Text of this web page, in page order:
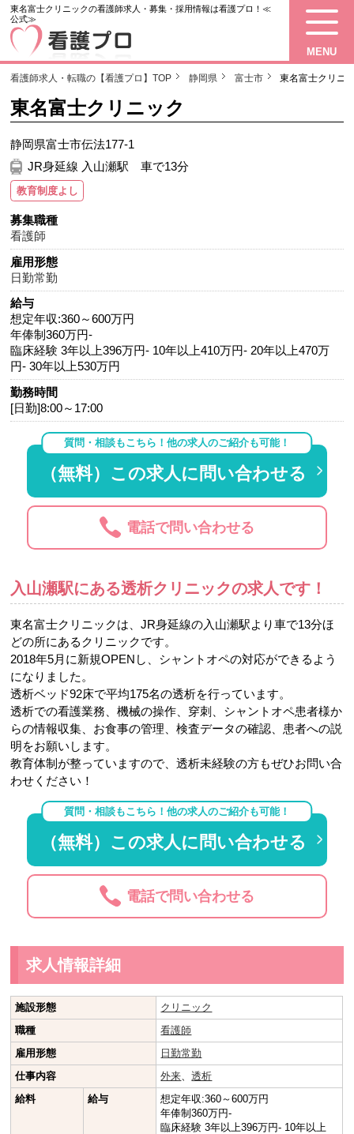
東名富士クリニックの看護師求人・募集・採用情報は看護プロ！≪
公式≫
MENU
看護師求人・転職の【看護プロ】TOP 静岡県 富士市 東名富士クリニ
東名富士クリニック
静岡県富士市伝法177-1
JR身延線 入山瀬駅 車で13分
教育制度よし
募集職種
看護師
雇用形態
日勤常勤
給与
想定年収:360～600万円
年俸制360万円-
臨床経験 3年以上396万円- 10年以上410万円- 20年以上470万
円- 30年以上530万円
勤務時間
[日勤]8:00～17:00
質問・相談もこちら！他の求人のご紹介も可能！
（無料）この求人に問い合わせる
電話で問い合わせる
入山瀬駅にある透析クリニックの求人です！
東名富士クリニックは、JR身延線の入山瀬駅より車で13分ほ
どの所にあるクリニックです。
2018年5月に新規OPENし、シャントオペの対応ができるよう
になりました。
透析ベッド92床で平均175名の透析を行っています。
透析での看護業務、機械の操作、穿刺、シャントオペ患者様か
らの情報収集、お食事の管理、検査データの確認、患者への説
明をお願いします。
教育体制が整っていますので、透析未経験の方もぜひお問い合
わせください！
質問・相談もこちら！他の求人のご紹介も可能！
（無料）この求人に問い合わせる
電話で問い合わせる
求人情報詳細
施設形態
クリニック
職種
看護師
雇用形態
日勤常勤
仕事内容
外来 、透析
給料
給与
想定年収:360～600万円
年俸制360万円-
臨床経験 3年以上396万円- 10年以上